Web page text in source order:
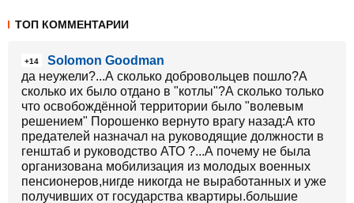
ТОП КОММЕНТАРИИ
+14
Solomon Goodman
да неужели?...А сколько добровольцев пошло?А
сколько их было отдано в "котлы"?А сколько только
что освобождённой территории было "волевым
решением" Порошенко вернуто врагу назад:А кто
предателей назначал на руководящие должности в
генштаб и руководство АТО ?...А почему не была
организована мобилизация из молодых военных
пенсионеров,нигде никогда не выработанных и уже
получивших от государства квартиры.большие